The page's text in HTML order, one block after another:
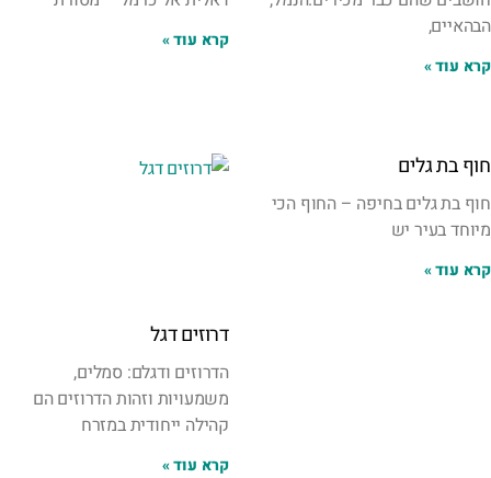
הבהאיים,
קרא עוד »
קרא עוד »
חוף בת גלים
חוף בת גלים בחיפה – החוף הכי
מיוחד בעיר יש
קרא עוד »
דרוזים דגל
הדרוזים ודגלם: סמלים,
משמעויות וזהות הדרוזים הם
קהילה ייחודית במזרח
קרא עוד »